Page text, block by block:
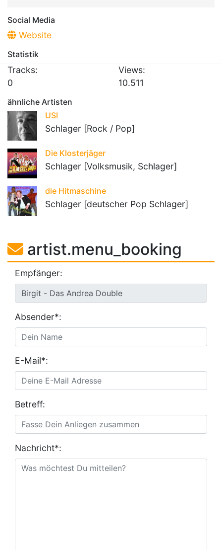
Social Media
Website
Statistik
Tracks:
0
Views:
10.511
ähnliche Artisten
USI
Schlager [Rock / Pop]
Die Klosterjäger
Schlager [Volksmusik, Schlager]
die Hitmaschine
Schlager [deutscher Pop Schlager]
artist.menu_booking
Empfänger:
Absender*:
E-Mail*:
Betreff:
Nachricht*: